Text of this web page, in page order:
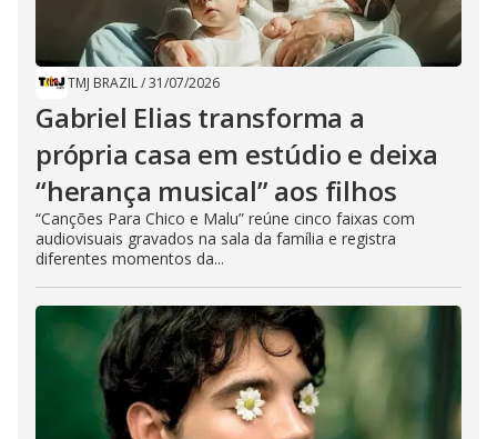
TMJ BRAZIL/31/07/2026
Gabriel Elias transforma a
própria casa em estúdio e deixa
“herança musical” aos filhos
“Canções Para Chico e Malu” reúne cinco faixas com
audiovisuais gravados na sala da família e registra
diferentes momentos da...